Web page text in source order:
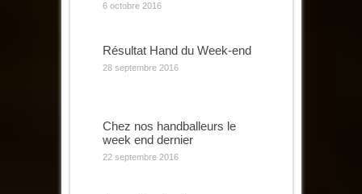
6 octobre 2016
Résultat Hand du Week-end
28 septembre 2016
Chez nos handballeurs le
week end dernier
22 septembre 2016